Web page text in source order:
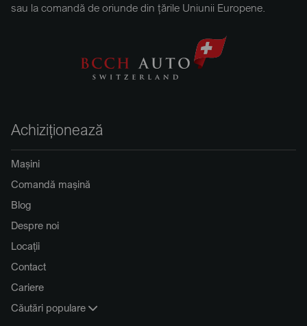
sau la comandă de oriunde din țările Uniunii Europene.
Achiziționează
Mașini
Comandă mașină
Blog
Despre noi
Locații
Contact
Cariere
Căutări populare